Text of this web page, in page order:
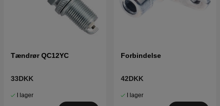
Tændrør QC12YC
33DKK
I lager
Forbindelse
42DKK
I lager